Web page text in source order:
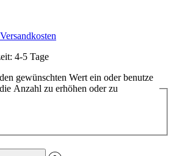
4-5 Tage
gewünschten Wert ein oder benutze
Anzahl zu erhöhen oder zu